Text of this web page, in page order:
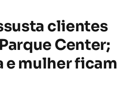
clientes
Center;
e mulher ficam